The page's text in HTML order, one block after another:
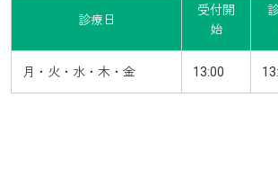
診療日
受付開
始
月・火・水・木・金 13:00